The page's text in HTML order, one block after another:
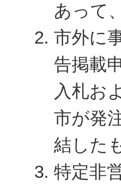
あって
市外に
告掲載
入札お
市が発
結した
特定非